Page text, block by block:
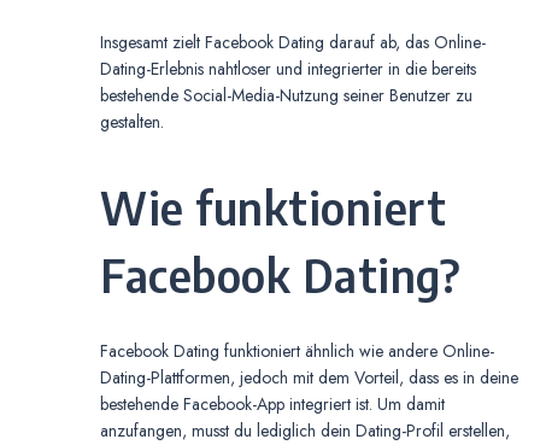
Insgesamt zielt Facebook Dating darauf ab, das Online-
Dating-Erlebnis nahtloser und integrierter in die bereits
bestehende Social-Media-Nutzung seiner Benutzer zu
gestalten.
Wie funktioniert
Facebook Dating?
Facebook Dating funktioniert ähnlich wie andere Online-
Dating-Plattformen, jedoch mit dem Vorteil, dass es in deine
bestehende Facebook-App integriert ist. Um damit
anzufangen, musst du lediglich dein Dating-Profil erstellen,